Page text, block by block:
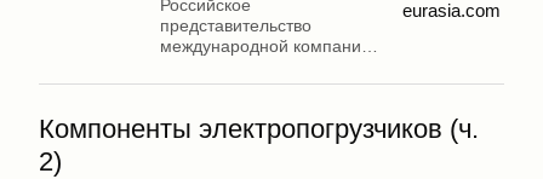
Российское
представительство
международной компании
Ltd. (BSI). BSI
восстановлению
работоспособности и
eurasia.com
Компоненты электропогрузчиков (ч.
2)